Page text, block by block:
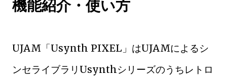
機能紹介・使い方
UJAM「Usynth PIXEL」はUJAMによるシ
ンセライブラリUsynthシリーズのうちレトロ